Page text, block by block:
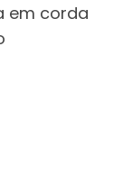
em corda